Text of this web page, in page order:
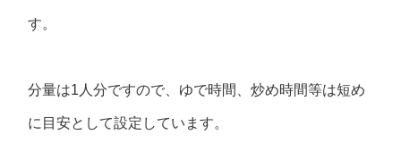
す。
分量は1人分ですので、ゆで時間、炒め時間等は短め
に目安として設定しています。